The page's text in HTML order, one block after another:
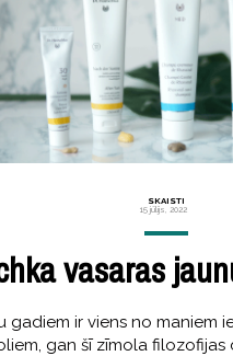
SKAISTI
15 jūlijs, 2022
vasaras
gadiem ir viens no maniem
gan šī zīmola